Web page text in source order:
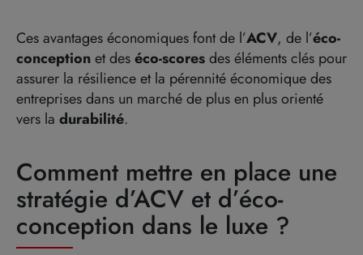
Ces avantages économiquesfont de l’ACV, de l’éco-
conceptionet deséco-scoresdes éléments clés pour
assurer la résilience et la pérennité économique des
entreprises dans un marché de plus en plus orienté
vers la durabilité.
Comment mettre en place une
stratégie d’ACV et d’éco-
conception dans le luxe ?